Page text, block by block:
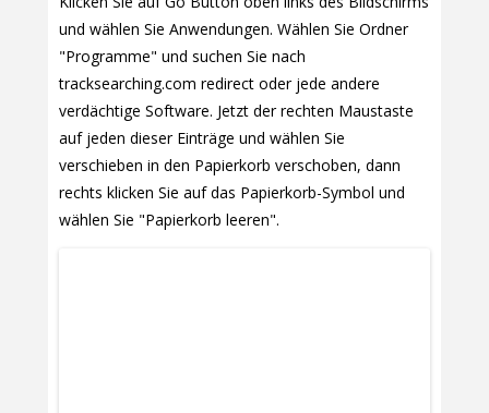
und wählen Sie Anwendungen. Wählen Sie Ordner
"Programme" und suchen Sie nach
tracksearching.com redirect oder jede andere
verdächtige Software. Jetzt der rechten Maustaste
auf jeden dieser Einträge und wählen Sie
verschieben in den Papierkorb verschoben, dann
rechts klicken Sie auf das Papierkorb-Symbol und
wählen Sie "Papierkorb leeren".